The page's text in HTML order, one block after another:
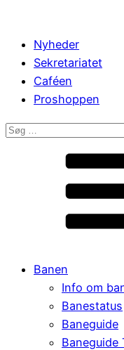
Nyheder
Sekretariatet
Caféen
Proshoppen
Søg
Banen
Info om
Banestatus
Baneguide
Baneguide